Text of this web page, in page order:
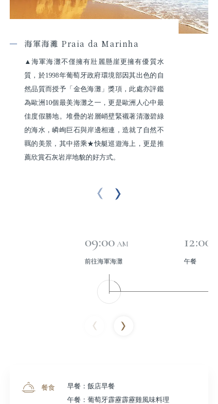
海軍海灘 Praia da Marinha
▲海軍海灘不僅擁有壯麗懸崖更擁有優質水
質，於1998年葡萄牙政府環境部因其出色的自
然品質而授予「金色海灘」獎項，此處亦評鑑
為歐洲10個最美海灘之一，更是歐洲人心中最
佳度假勝地。堆疊的岩層峭壁緊襯著清澈碧綠
的海水，嶙峋巨石與岸邊相連，造就了自然不
羈的美景，其中搭乘★快艇巡遊海上，更是推
薦欣賞石灰岩岸地貌的好方式。
09:00 AM
前往海軍海灘
12:00
午餐
餐食
早餐：飯店早餐
午餐：葡萄牙霹靂霹靂雞風味料理